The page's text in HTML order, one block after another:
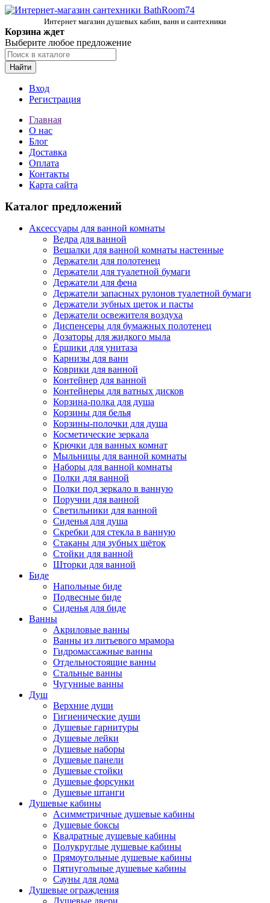
Интернет магазин душевых кабин, ванн и сантехники
Корзина ждет
Выберите любое предложение
Найти
Вход
Регистрация
Главная
О нас
Блог
Доставка
Оплата
Контакты
Карта сайта
Каталог предложений
Аксессуары для ванной комнаты
Ведра для ванной
Вешалки для ванной комнаты настенные
Держатели для полотенец
Держатели для туалетной бумаги
Держатели для фена
Держатели запасных рулонов туалетной бумаги
Держатели зубных щеток и пасты
Держатели освежителя воздуха
Диспенсеры для бумажных полотенец
Дозаторы для жидкого мыла
Ёршики для унитаза
Карнизы для ванн
Коврики для ванной
Контейнер для ванной
Контейнеры для ватных дисков
Корзина-полка для душа
Корзины для белья
Корзины-полочки для душа
Косметические зеркала
Крючки для ванных комнат
Мыльницы для ванной комнаты
Наборы для ванной комнаты
Полки для ванной
Полки под зеркало в ванную
Поручни для ванной
Светильники для ванной
Сиденья для душа
Скребки для стекла в ванную
Стаканы для зубных щёток
Стойки для ванной
Шторки для ванной
Биде
Напольные биде
Подвесные биде
Сиденья для биде
Ванны
Акриловые ванны
Ванны из литьевого мрамора
Гидромассажные ванны
Отдельностоящие ванны
Стальные ванны
Чугунные ванны
Душ
Верхние души
Гигиенические души
Душевые гарнитуры
Душевые лейки
Душевые наборы
Душевые панели
Душевые стойки
Душевые форсунки
Душевые штанги
Душевые кабины
Асимметричные душевые кабины
Душевые боксы
Квадратные душевые кабины
Полукруглые душевые кабины
Прямоугольные душевые кабины
Пятиугольные душевые кабины
Сауны для дома
Душевые ограждения
Душевые двери